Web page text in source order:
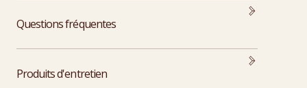
Questions fréquentes
Produits d'entretien